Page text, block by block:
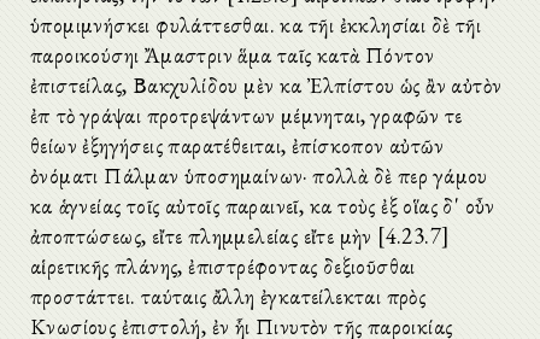
ὑπομιμνήσκει φυλάττεσθαι. καὶ τῆι ἐκκλησίαι δὲ τῆι
παροικούσηι Ἄμαστριν ἅμα ταῖς κατὰ Πόντον
ἐπιστείλας, Βακχυλίδου μὲν καὶ Ἐλπίστου ὡς ἂν αὐτὸν
ἐπὶ τὸ γράψαι προτρεψάντων μέμνηται, γραφῶν τε
θείων ἐξηγήσεις παρατέθειται, ἐπίσκοπον αὐτῶν
ὀνόματι Πάλμαν ὑποσημαίνων· πολλὰ δὲ περὶ γάμου
καὶ ἁγνείας τοῖς αὐτοῖς παραινεῖ, καὶ τοὺς ἐξ οἵας δ' οὖν
ἀποπτώσεως, εἴτε πλημμελείας εἴτε μὴν [4.23.7]
αἱρετικῆς πλάνης, ἐπιστρέφοντας δεξιοῦσθαι
προστάττει. ταύταις ἄλλη ἐγκατείλεκται πρὸς
Κνωσίους ἐπιστολή, ἐν ἧι Πινυτὸν τῆς παροικίας